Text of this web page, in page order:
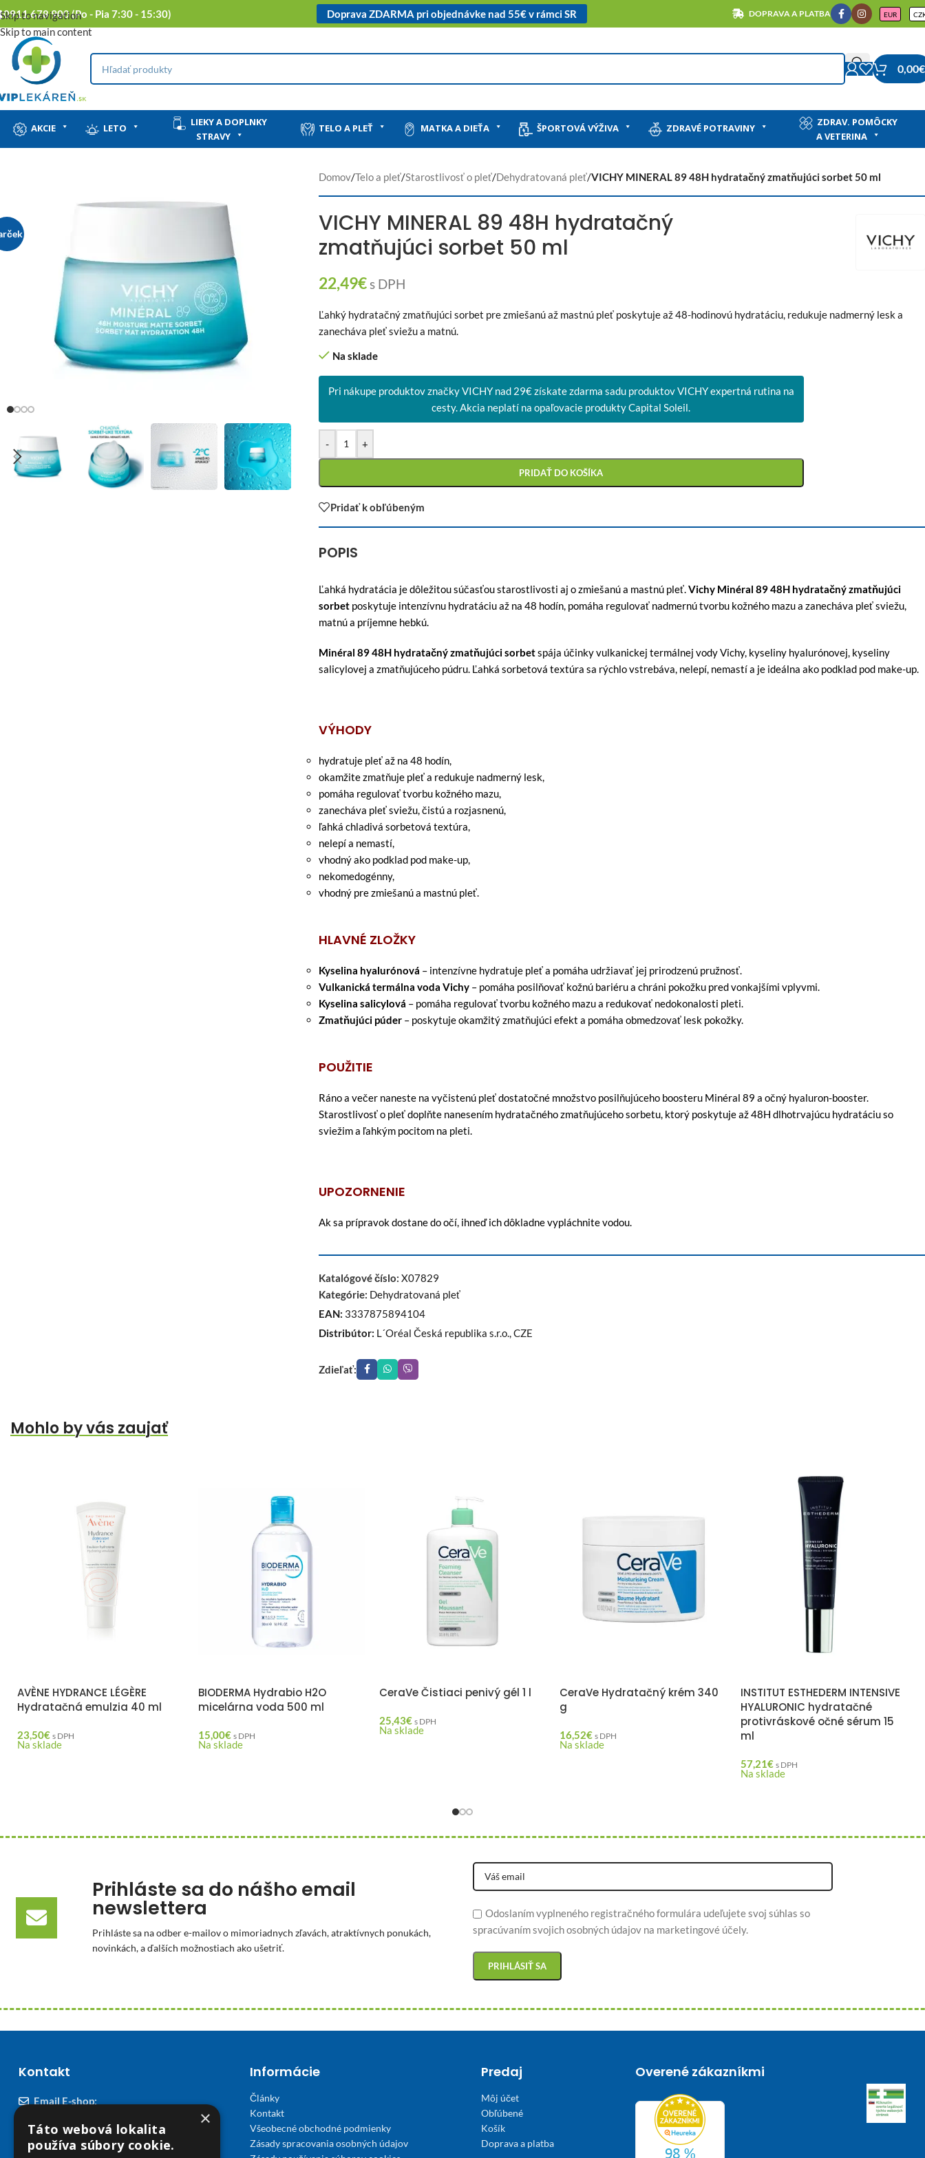
Skip to navigation
Skip to main content
0911 678 900 (Po - Pia 7:30 - 15:30) Doprava ZDARMA pri objednávke nad 55€ v rámci SR DOPRAVA A PLATBA EUR
0,00€
AKCIE LETO
LIEKY A DOPLNKY
STRAVY
TELO A PLEŤ MATKA A DIEŤA ŠPORTOVÁ VÝŽIVA ZDRAVÉ POTRAVINY
ZDRAV. POMÔCKY
A VETERINA
Domov/Telo a pleť/Starostlivosť o pleť/Dehydratovaná pleť/VICHY MINERAL 89 48H hydratačný zmatňujúci sorbet 50 ml
VICHY MINERAL 89 48H hydratačný
zmatňujúci sorbet 50 ml
22,49€s DPH
Ľahký hydratačný zmatňujúci sorbet pre zmiešanú až mastnú pleť poskytuje až 48-hodinovú hydratáciu, redukuje nadmerný lesk a
zanecháva pleť sviežu a matnú.
Na sklade
Pri nákupe produktov značky VICHY nad 29€ získate zdarma sadu produktov VICHY expertná rutina na
cesty. Akcia neplatí na opaľovacie produkty Capital Soleil.
- +
PRIDAŤ DO KOŠÍKA
Pridať k obľúbeným
POPIS
Ľahká hydratácia je dôležitou súčasťou starostlivosti aj o zmiešanú a mastnú pleť.Vichy Minéral 89 48H hydratačný zmatňujúci
sorbet poskytuje intenzívnu hydratáciu až na 48 hodín, pomáha regulovať nadmernú tvorbu kožného mazu a zanecháva pleť sviežu,
matnú a príjemne hebkú.
Minéral 89 48H hydratačný zmatňujúci sorbetspája účinky vulkanickej termálnej vody Vichy, kyseliny hyalurónovej, kyseliny
salicylovej a zmatňujúceho púdru. Ľahká sorbetová textúra sa rýchlo vstrebáva, nelepí, nemastí a je ideálna ako podklad pod make-up.
VÝHODY
hydratuje pleť až na 48 hodín,
okamžite zmatňuje pleť a redukuje nadmerný lesk,
pomáha regulovať tvorbu kožného mazu,
zanecháva pleť sviežu, čistú a rozjasnenú,
ľahká chladivá sorbetová textúra,
nelepí a nemastí,
vhodný ako podklad pod make-up,
nekomedogénny,
vhodný pre zmiešanú a mastnú pleť.
HLAVNÉ ZLOŽKY
Kyselina hyalurónová – intenzívne hydratuje pleť a pomáha udržiavať jej prirodzenú pružnosť.
Vulkanická termálna voda Vichy – pomáha posilňovať kožnú bariéru a chráni pokožku pred vonkajšími vplyvmi.
Kyselina salicylová – pomáha regulovať tvorbu kožného mazu a redukovať nedokonalosti pleti.
Zmatňujúci púder – poskytuje okamžitý zmatňujúci efekt a pomáha obmedzovať lesk pokožky.
POUŽITIE
Ráno a večer naneste na vyčistenú pleť dostatočné množstvo posilňujúceho boosteru Minéral 89 a očný hyaluron-booster.
Starostlivosť o pleť doplňte nanesením hydratačného zmatňujúceho sorbetu, ktorý poskytuje až 48H dlhotrvajúcu hydratáciu so
sviežim a ľahkým pocitom na pleti.
UPOZORNENIE
Ak sa prípravok dostane do očí, ihneď ich dôkladne vypláchnite vodou.
Katalógové číslo: X07829
Kategórie: Dehydratovaná pleť
EAN: 3337875894104
Distribútor: L´Oréal Česká republika s.r.o., CZE
Zdieľať:
Mohlo by vás zaujať
AVÈNE HYDRANCE LÉGÈRE
Hydratačná emulzia 40 ml
23,50€ s DPH
Na sklade
BIODERMA Hydrabio H2O
micelárna voda 500 ml
15,00€ s DPH
Na sklade
CeraVe Čistiaci penivý gél 1 l
25,43€ s DPH
Na sklade
CeraVe Hydratačný krém 340
g
16,52€ s DPH
Na sklade
INSTITUT ESTHEDERM INTENSIVE
HYALURONIC hydratačné
protivráskové očné sérum 15
ml
57,21€ s DPH
Na sklade
Prihláste sa do nášho email
newslettera
Prihláste sa na odber e-mailov o mimoriadnych zľavách, atraktívnych ponukách,
novinkách, a ďalších možnostiach ako ušetriť.
Odoslaním vyplneného registračného formulára udeľujete svoj súhlas so
spracúvaním svojich osobných údajov na marketingové účely.
Kontakt
Email E-shop:
podpora@viplekaren.sk
Telefón E-shop:
Informácie
Články
Kontakt
Všeobecné obchodné podmienky
Zásady spracovania osobných údajov
Predaj
Môj účet
Obľúbené
Košík
Doprava a platba
Overené zákazníkmi
×
Táto webová lokalita
používa súbory cookie.